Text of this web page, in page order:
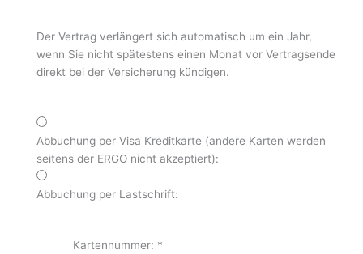
Der Vertrag verlängert sich automatisch um ein Jahr,
wenn Sie nicht spätestens einen Monat vor Vertragsende
direkt bei der Versicherung kündigen.
Abbuchung per Visa Kreditkarte (andere Karten werden
seitens der ERGO nicht akzeptiert):
Abbuchung per Lastschrift:
Kartennummer: *